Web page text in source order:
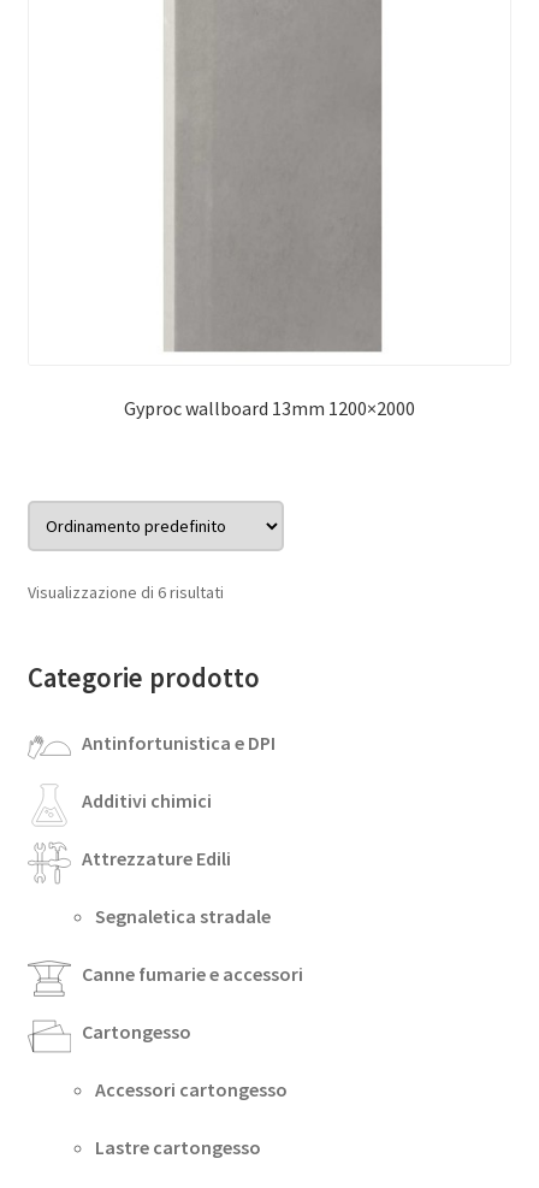
Gyproc wallboard 13mm 1200×2000
Visualizzazione di 6 risultati
Categorie prodotto
Antinfortunistica e DPI
Additivi chimici
Attrezzature Edili
Segnaletica stradale
Canne fumarie e accessori
Cartongesso
Accessori cartongesso
Lastre cartongesso